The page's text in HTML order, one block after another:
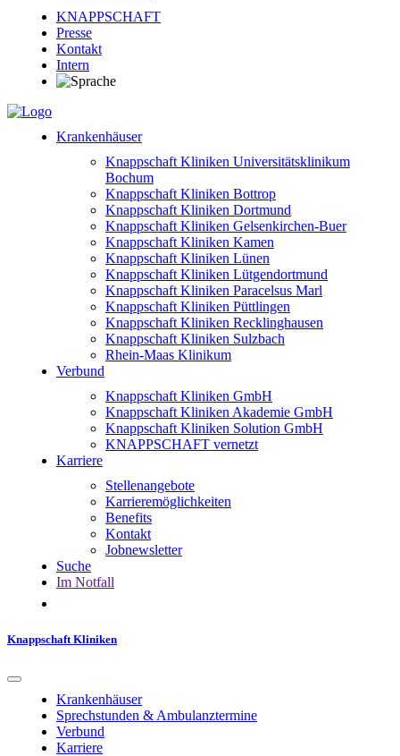
KNAPPSCHAFT
Presse
Kontakt
Intern
Krankenhäuser
Knappschaft Kliniken Universitätsklinikum
Bochum
Knappschaft Kliniken Bottrop
Knappschaft Kliniken Dortmund
Knappschaft Kliniken Gelsenkirchen-Buer
Knappschaft Kliniken Kamen
Knappschaft Kliniken Lünen
Knappschaft Kliniken Lütgendortmund
Knappschaft Kliniken Paracelsus Marl
Knappschaft Kliniken Püttlingen
Knappschaft Kliniken Recklinghausen
Knappschaft Kliniken Sulzbach
Rhein-Maas Klinikum
Verbund
Knappschaft Kliniken GmbH
Knappschaft Kliniken Akademie GmbH
Knappschaft Kliniken Solution GmbH
KNAPPSCHAFT vernetzt
Karriere
Stellenangebote
Karrieremöglichkeiten
Benefits
Kontakt
Jobnewsletter
Suche
Im Notfall
Knappschaft Kliniken
Krankenhäuser
Sprechstunden & Ambulanztermine
Verbund
Karriere